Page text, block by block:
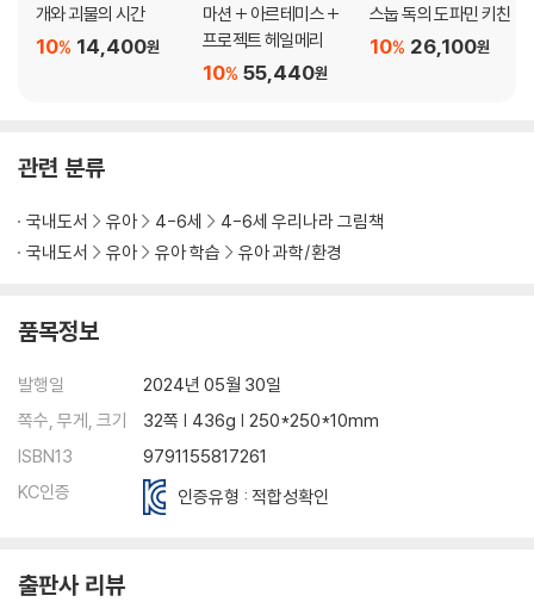
개와 괴물의 시간
14,400원
10%
마션 + 아르테미스 +
프로젝트 헤일메리
55,440원
10%
스눕 독의 도파민 키친
26,100원
10%
관련 분류
국내도서 유아 4-6세
4-6세 우리나라 그림책
국내도서
유아 유아 학습 유아 과학/환경
품목정보
발행일
2024년 05월 30일
쪽수, 무게, 크기
32쪽 | 436g | 250*250*10mm
ISBN13
9791155817261
KC인증
인증유형 : 적합성확인
출판사 리뷰